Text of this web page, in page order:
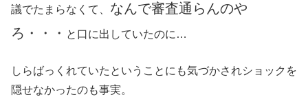
議でたまらなくて、 なんで審査通らんのや
ろ・・・ と口に出していたのに…
しらばっくれていたということにも気づかされショックを
隠せなかったのも事実。